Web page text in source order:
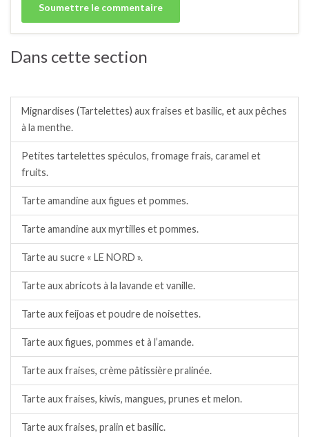
Dans cette section
Mignardises (Tartelettes) aux fraises et basilic, et aux pêches
à la menthe.
Petites tartelettes spéculos, fromage frais, caramel et
fruits.
Tarte amandine aux figues et pommes.
Tarte amandine aux myrtilles et pommes.
Tarte au sucre « LE NORD ».
Tarte aux abricots à la lavande et vanille.
Tarte aux feijoas et poudre de noisettes.
Tarte aux figues, pommes et à l’amande.
Tarte aux fraises, crème pâtissière pralinée.
Tarte aux fraises, kiwis, mangues, prunes et melon.
Tarte aux fraises, pralin et basilic.